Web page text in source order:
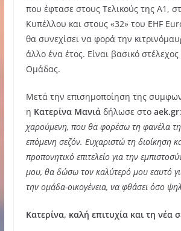
που έφτασε στους Τελικούς της Α1,
Κυπέλλου και στους «32» του EHF
θα συνεχίσει να φορά την
άλλο ένα έτος. Είναι βασικό στέλεχος
Ομάδας.
Μετά την επισημοποίηση της
η Κατερίνα Μανιάδήλωσε στο aek.gr
χαρούμενη, που θα φορέσω τη φανέλα
επόμενη σεζόν. Ευχαριστώ τη διοίκηση
προπονητικό επιτελείο για την
μου, θα δώσω τον καλύτερό μου εαυτό
την ομάδα-οικογένεια, να φθάσει όσο
Κατερίνα, καλή επιτυχία και τη νέα